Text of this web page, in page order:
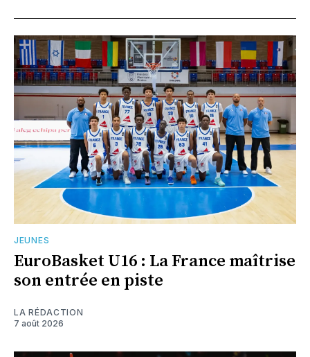
JEUNES
EuroBasket U16 : La France maîtrise
son entrée en piste
LA RÉDACTION
7 août 2026